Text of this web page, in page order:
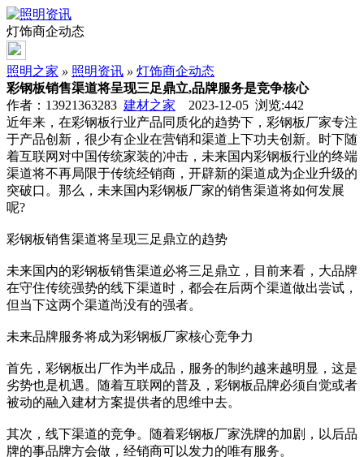
灯饰商企动态
照明之家 » 照明资讯 » 灯饰商企动态
彩钢板销售渠道将呈现三足鼎立,品牌服务是竞争核心
作者：13921363283 建材之家 2023-12-05 浏览:442
近年来，在彩钢板行业产品同质化的趋势下，彩钢板厂家专注
于产品创新，很少有企业在营销和渠道上下功夫创新。时下随
着互联网对中国传统家装的冲击，未来国内彩钢板行业的终端
渠道将不再局限于传统经销商，开辟新的渠道成为企业升级的
突破口。那么，未来国内彩钢板厂家的销售渠道将如何发展
呢?
彩钢板销售渠道将呈现三足鼎立的趋势
未来国内的彩钢板销售渠道必将三足鼎立，目前来看，大品牌
在守住传统强势的线下渠道时，都会在后两个渠道做出尝试，
但当下这两个渠道尚没有的强者。
未来品牌服务将成为彩钢板厂家核心竞争力
首先，彩钢板出厂作为半成品，服务的制约越来越明显，这是
劣势也是机遇。随着互联网的普及，彩钢板品牌必须自觉或者
被动的融入建材方案提供者的思维中去。
其次，线下渠道的竞争。随着彩钢板厂家洗牌的加剧，以后品
牌的事品牌方会做，经销商可以发力的唯有服务。